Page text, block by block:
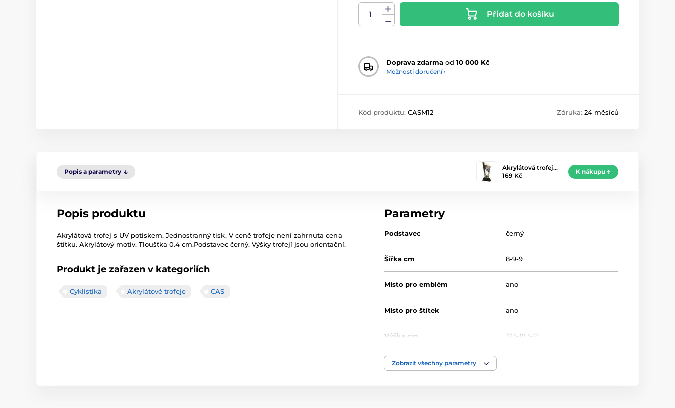
Přidat do košíku
Doprava zdarma od 10 000 Kč
Možnosti doručení ›
Kód produktu: CASM12 Záruka: 24 měsíců
Popis a parametry
Akrylátová trofej…
169 Kč
K nákupu
Popis produktu
Akrylátová trofej s UV potiskem. Jednostranný tisk. V ceně trofeje není zahrnuta cena
štítku. Akrylátový motiv. Tloušťka 0.4 cm.Podstavec černý. Výšky trofejí jsou orientační.
Produkt je zařazen v kategoriích
Cyklistika Akrylátové trofeje CAS
Parametry
Podstavec černý
Šířka cm 8-9-9
Místo pro emblém ano
Místo pro štítek ano
Výška cm 17.5-19.5-21
Motiv
Zobrazit všechny parametry